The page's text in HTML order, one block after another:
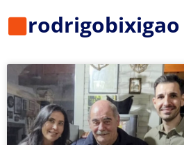
rodrigobixigao